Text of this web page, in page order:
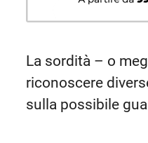
La sordità – o
riconoscere
sulla possibile